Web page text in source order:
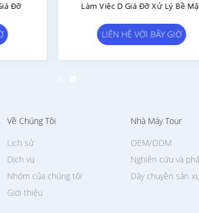
Nhôm
Nhôm Ống Nhôm Trắng
LIÊN HỆ VỚI BÂY GIỜ
Về Chúng Tôi
Giới thiệu
Lịch sử
Dịch vụ
Nhóm của chúng tôi
Nhà Máy Tour
Dây chuyền sản
OEM/ODM
Nghiên cứu và